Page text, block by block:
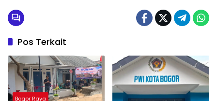
Pos Terkait
Bogor Raya